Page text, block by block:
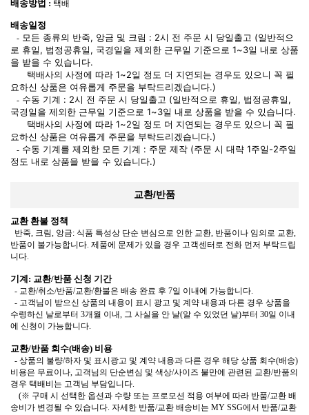
배송방법 : 택배
배송일정
- 모든 종류의 반죽, 앙금 및 크림 : 2시 전 주문 시 당일출고 (일반적으
로 휴일, 법정공휴일, 국경일을 제외한 근무일 기준으로 1~3일 내로 상품
을 받을 수 있습니다.
택배사의 사정에 따라 1~2일 정도 더 지연되는 경우도 있으니 꼭 필
요하신 상품은 여유롭게 주문을 부탁드리겠습니다.)
- 수동 기계 : 2시 전 주문 시 당일출고 (일반적으로 휴일, 법정공휴일,
국경일을 제외한 근무일 기준으로 1~3일 내로 상품을 받을 수 있습니다.
택배사의 사정에 따라 1~2일 정도 더 지연되는 경우도 있으니 꼭 필
요하신 상품은 여유롭게 주문을 부탁드리겠습니다.)
- 수동 기계를 제외한 모든 기계 : 주문 제작 (주문 시 대략 1주일-2주일
정도 내로 상품을 받을 수 있습니다.)
교환/반품
교환 환불 정책
반죽, 크림, 앙금: 식품 특성상 단순 변심으로 인한 교환, 반품이나 임의로 교환,
반품이 불가능합니다. 제품에 문제가 있을 경우 고객센터로 전화 먼저 부탁드립
니다.
기계: 교환/반품 신청 기간
- 교환/취소/반품/교환/환불은 배송 완료 후 7일 이내에 가능합니다.
- 고객님이 받으신 상품의 내용이 표시 광고 및 계약 내용과 다른 경우 상품을
수령하신 날로부터 3개월 이내, 그 사실을 안 날(알 수 있었던 날)부터 30일 이내
에 신청이 가능합니다.
교환/반품 회수(배송) 비용
- 상품의 불량/하자 및 표시광고 및 계약 내용과 다른 경우 해당 상품 회수(배송)
비용은 무료이나, 고객님의 단순변심 및 색상/사이즈 불만에 관련된 교환/반품의
경우 택배비는 고객님 부담입니다.
(※ 구매 시 선택한 옵션과 수량 또는 프로모션 적용 여부에 따라 반품/교환 배
송비가 변경될 수 있습니다. 자세한 반품/교환 배송비는 MY SSG에서 반품/교환